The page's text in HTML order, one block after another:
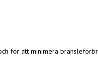
för att minimera